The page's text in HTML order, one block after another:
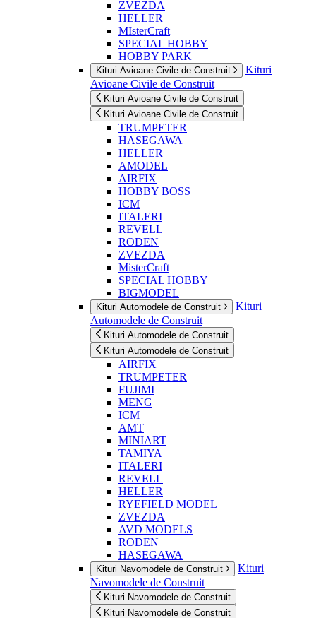
ZVEZDA
HELLER
MIsterCraft
SPECIAL HOBBY
HOBBY PARK
Kituri Avioane Civile de Construit
Kituri
Avioane Civile de Construit
Kituri Avioane Civile de Construit
Kituri Avioane Civile de Construit
TRUMPETER
HASEGAWA
HELLER
AMODEL
AIRFIX
HOBBY BOSS
ICM
ITALERI
REVELL
RODEN
ZVEZDA
MisterCraft
SPECIAL HOBBY
BIGMODEL
Kituri Automodele de Construit
Kituri
Automodele de Construit
Kituri Automodele de Construit
Kituri Automodele de Construit
AIRFIX
TRUMPETER
FUJIMI
MENG
ICM
AMT
MINIART
TAMIYA
ITALERI
REVELL
HELLER
RYEFIELD MODEL
ZVEZDA
AVD MODELS
RODEN
HASEGAWA
Kituri Navomodele de Construit
Kituri
Navomodele de Construit
Kituri Navomodele de Construit
Kituri Navomodele de Construit